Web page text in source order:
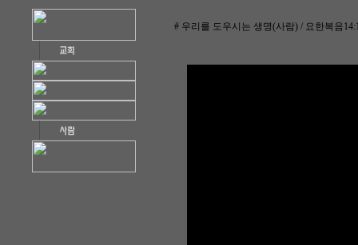
# 우리를 도우시는 생명(사람) / 요한복음